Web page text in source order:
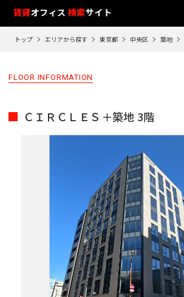
賃貸オフィス 検索サイト
トップ エリアから探す 東京都 中央区 築地
FLOOR INFORMATION
ＣＩＲＣＬＥＳ＋築地 3階
フ
ロ
ア
覧
歴